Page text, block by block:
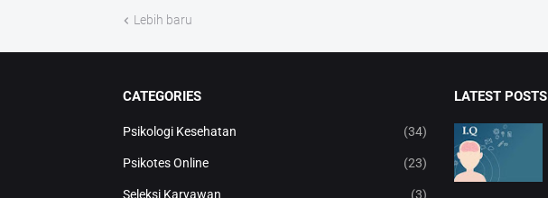
Lebih baru
CATEGORIES
Psikologi Kesehatan (34)
Psikotes Online (23)
Seleksi Karyawan (3)
LATEST POSTS